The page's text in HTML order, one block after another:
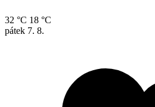
32 °C 18 °C
pátek 7. 8.